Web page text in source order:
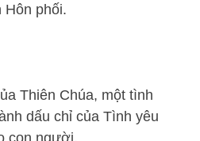
Hôn phối.
Thiên Chúa, một tình
dấu chỉ của Tình yêu
con người.